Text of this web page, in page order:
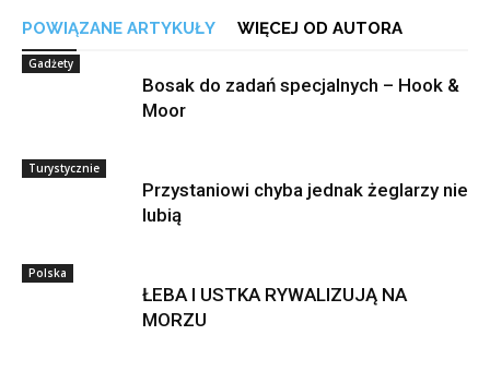
POWIĄZANE ARTYKUŁY WIĘCEJ OD AUTORA
Gadżety
Bosak do zadań specjalnych – Hook &
Moor
Turystycznie
Przystaniowi chyba jednak żeglarzy nie
lubią
Polska
ŁEBA I USTKA RYWALIZUJĄ NA
MORZU